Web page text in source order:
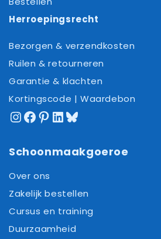
Herroepingsrecht
Bezorgen & verzendkosten
Ruilen & retourneren
Garantie & klachten
Kortingscode | Waardebon
Instagram
Facebook
Pinterest
LinkedIn
Bluesky
Schoonmaakgoeroe
Over ons
Zakelijk bestellen
Cursus en training
Duurzaamheid